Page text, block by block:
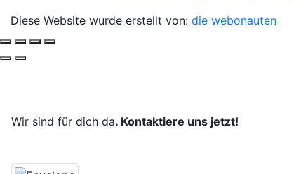
Diese Website wurde erstellt von: die webonauten
Wir sind für dich da. Kontaktiere uns jetzt!